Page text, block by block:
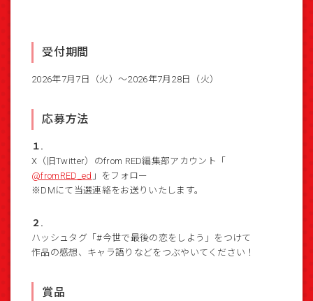
受付期間
2026年7月7日（火）～2026年7月28日（火）
応募方法
１.
X（旧Twitter）のfrom RED編集部アカウント「
@fromRED_ed 」をフォロー
※DMにて当選連絡をお送りいたします。
２.
ハッシュタグ「#今世で最後の恋をしよう」をつけて
作品の感想、キャラ語りなどをつぶやいてください！
賞品